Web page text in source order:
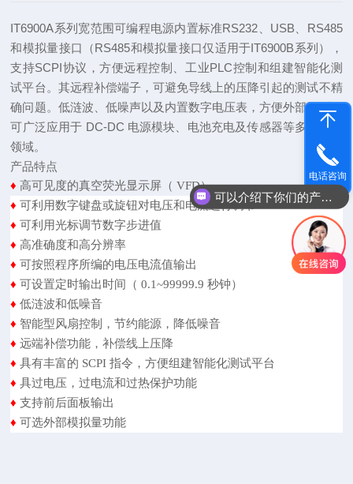
IT6900A系列宽范围可编程电源内置标准RS232 USB
RS485
和模拟量接口（RS485和模拟量接口仅适用于IT6900B系列），
支持SCPI协议，方便远程控制、工业PLC控制和组建智能化测
试平台。其远程补偿端子，可避免导线上的压降引起的测试不精
确问题。低涟波、低噪声以及内置数字电压表，方便外部量测。
可广泛应用于 DC-DC 电源模块、电池充电及传感器等多种测试
领域。
产品特点
♦高可见度的真空荧光显示屏（ VFD）
♦可利用数字键盘或旋钮对电压和电流进行调节
♦可利用光标调节数字步进值
♦高准确度和高分辨率
♦可按照程序所编的电压电流值输出
♦可设置定时输出时间（ 0.1~99999.9 秒钟）
♦低涟波和低噪音
♦ 智能型风扇控制，节约能源，降低噪音
♦远端补偿功能，补偿线上压降
♦具有丰富的 SCPI 指令，方便组建智能化测试平台
♦具过电压，过电流和过热保护功能
♦支持前后面板输出
♦可选外部模拟量功能
电话咨询
可以介绍下你们的产品么